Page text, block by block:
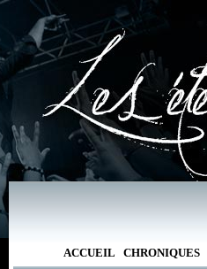
ACCUEIL CHRONIQUES